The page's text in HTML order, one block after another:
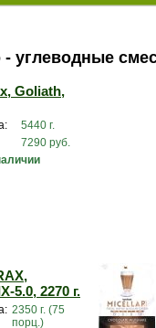
углеводные
Goliath,
5440 г.
7290 руб.
5.0, 2270 г.
2350 г. (75
порц.)